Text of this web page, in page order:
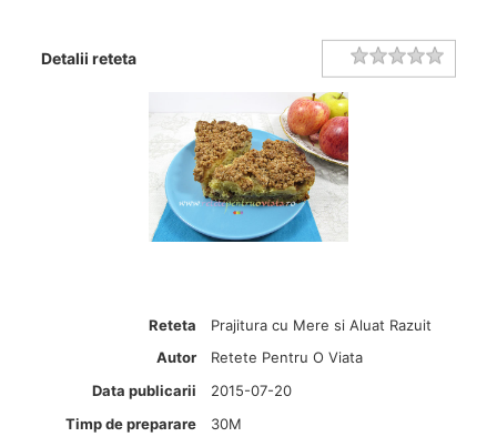
Detalii reteta Rating
Reteta
Prajitura cu Mere si Aluat Razuit
Autor
Retete Pentru O Viata
Data publicarii
2015-07-20
Timp de preparare
30M